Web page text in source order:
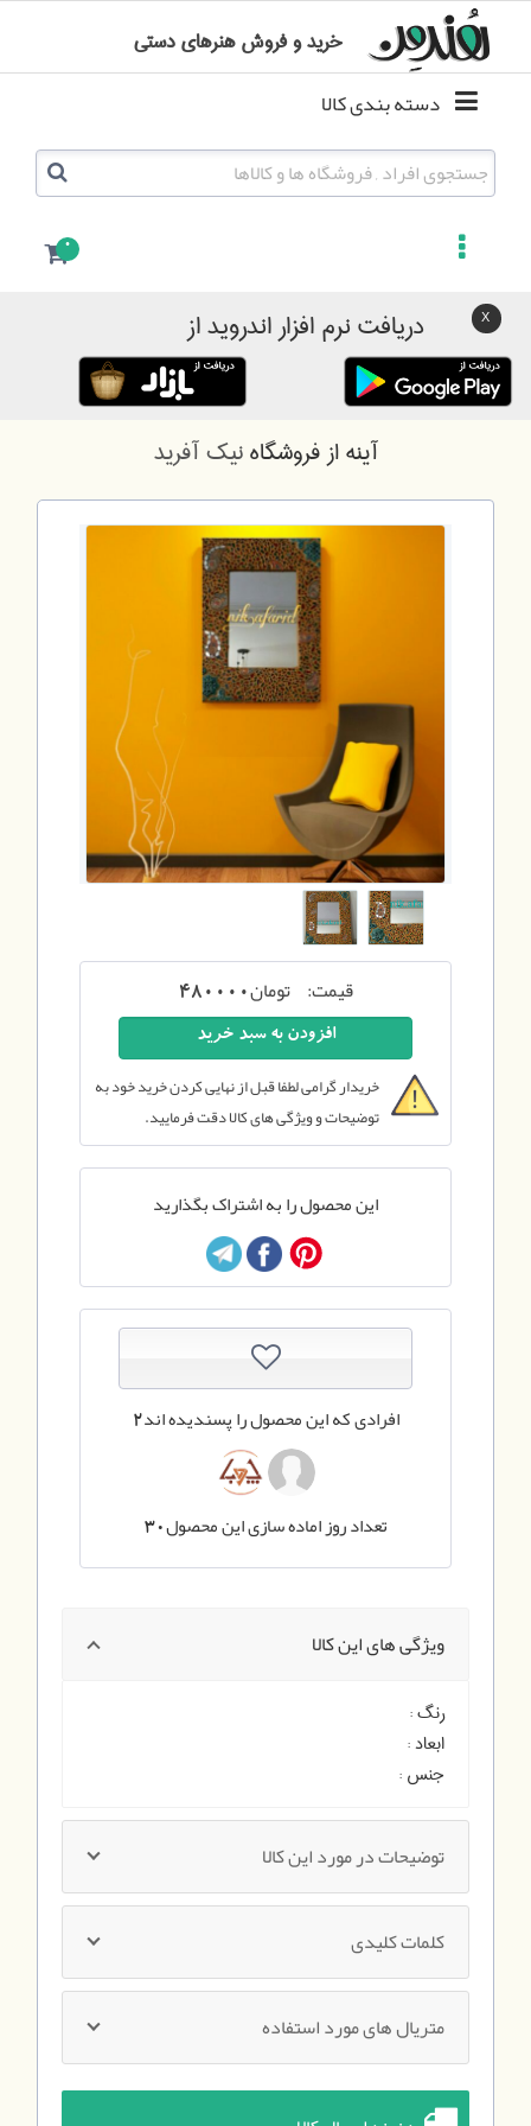
0
خرید و فروش هنرهای دستی
دریافت نرم افزار اندروید از
آینهاز فروشگاهنیک آفرید
قیمت: تومان480000
خریدار گرامی لطفا قبل از نهایی کردن خرید خود به
توضیحات و ویژگی های کالا دقت فرمایید.
این محصول را به اشتراک بگذارید
2افرادی که این محصول را پسندیده اند
تعداد روز اماده سازی این محصول30
ویژگی های این کالا
رنگ :
ابعاد :
جنس :
توضیحات در مورد این کالا
کلمات کلیدی
متریال های مورد استفاده